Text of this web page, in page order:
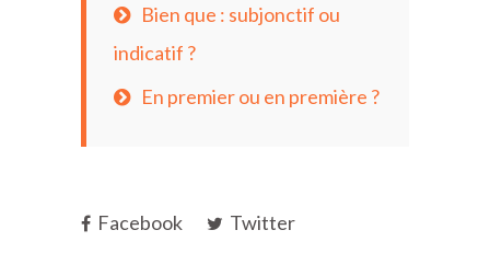
Bien que : subjonctif ou
indicatif ?
En premier ou en première ?
Facebook
Twitter